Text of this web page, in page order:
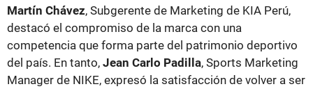
Martín Chávez, Subgerente de Marketing de KIA Perú,
destacó el compromiso de la marca con una
competencia que forma parte del patrimonio deportivo
del país. En tanto, Jean Carlo Padilla, Sports Marketing
Manager de NIKE, expresó la satisfacción de volver a ser